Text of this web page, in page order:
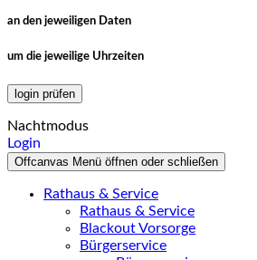
an den jeweiligen Daten
um die jeweilige Uhrzeiten
login prüfen
Nachtmodus
Login
Offcanvas Menü öffnen oder schließen
Rathaus & Service
Rathaus & Service
Blackout Vorsorge
Bürgerservice